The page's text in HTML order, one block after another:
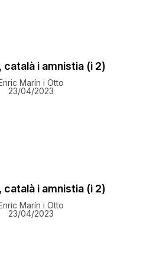
català i amnistia (i 2)
Marín i Otto
23/04/2023
català i amnistia (i 2)
Marín i Otto
23/04/2023